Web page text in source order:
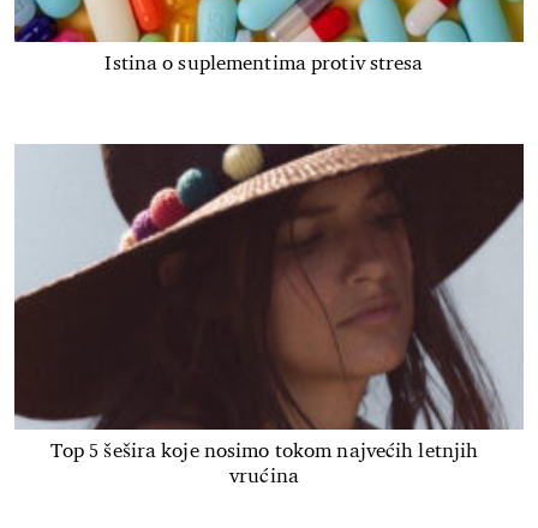
Istina o suplementima protiv stresa
Top 5 šešira koje nosimo tokom najvećih letnjih
vrućina